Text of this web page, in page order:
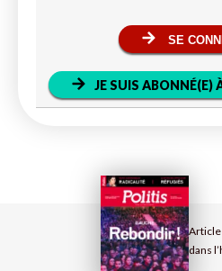
Article
dans
SE
JE SUIS ABONNÉ(E)